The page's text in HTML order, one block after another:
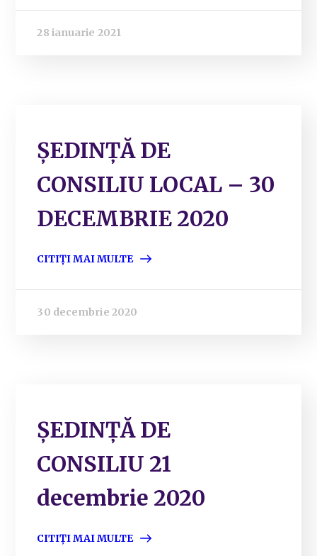
28 ianuarie 2021
ȘEDINȚĂ DE
CONSILIU LOCAL – 30
DECEMBRIE 2020
CITIȚI MAI MULTE
30 decembrie 2020
ȘEDINȚĂ DE
CONSILIU 21
decembrie 2020
CITIȚI MAI MULTE